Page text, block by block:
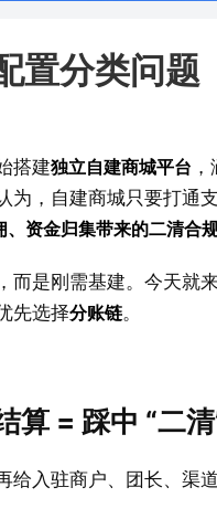
置分类问题
搭建独立自建商城平台
为，自建商城只要打通
、资金归集带来的二清合
而是刚需基建。今天就
先选择分账链。
算 = 踩中 “二
入驻商户、团长、渠道